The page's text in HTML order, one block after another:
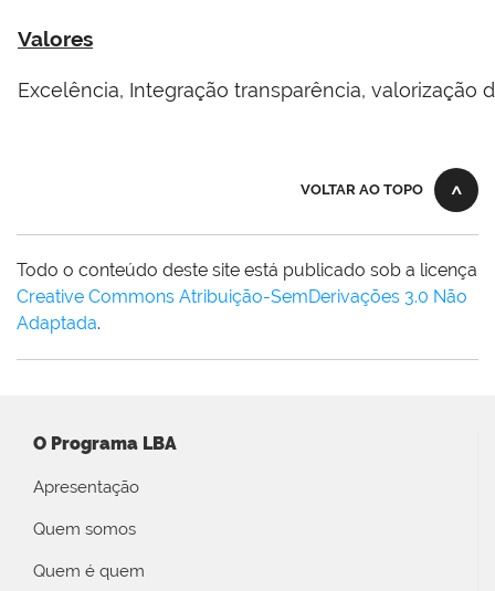
Valores
Excelência, Integração transparência, valorização
VOLTAR AO TOPO
Todo o conteúdo deste site está publicado sob a licença
Creative Commons Atribuição-SemDerivações 3.0 Não
Adaptada.
O Programa LBA
Apresentação
Quem somos
Quem é quem